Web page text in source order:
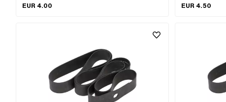
bleu · Taille des roues: 17 "
EUR 4.00
roues: 16 - 17 "
EUR 4.50